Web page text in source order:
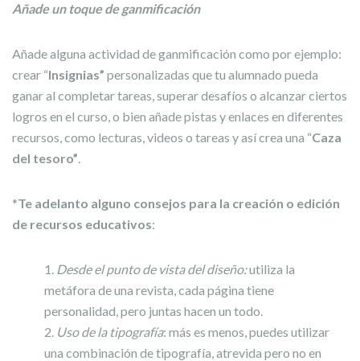
Añade un toque de ganmificación
Añade alguna actividad de ganmificación como por ejemplo:
crear “Insignias” personalizadas que tu alumnado pueda
ganar al completar tareas, superar desafíos o alcanzar ciertos
logros en el curso, o bien añade pistas y enlaces en diferentes
recursos, como lecturas, videos o tareas y así crea una “Caza
del tesoro”.
*Te adelanto alguno consejos para la creación o edición
de recursos educativos:
Desde el punto de vista del diseño:utiliza la
metáfora de una revista, cada página tiene
personalidad, pero juntas hacen un todo.
Uso de la tipografía: más es menos, puedes utilizar
una combinación de tipografía, atrevida pero no en